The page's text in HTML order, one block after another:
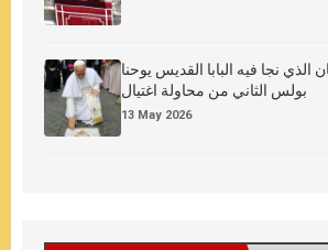
الذي نجا فيه البابا القديس يوحنا
بولس الثاني من محاولة اغتيال
13 May 2026